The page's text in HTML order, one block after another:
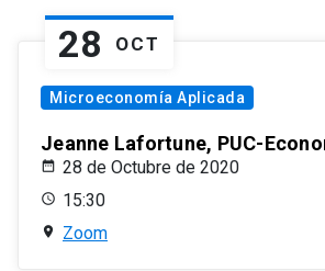
28 OCT
Microeconomía Aplicada
Jeanne Lafortune, PUC-
28 de Octubre de 2020
15:30
Zoom